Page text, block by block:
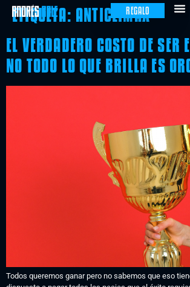
REGALO
ETIQUETA: ANTICLIMAX
EL VERDADERO COSTO DE SER
NO TODO LO QUE BRILLA ES
Todos queremos ganar pero no sabemos que eso